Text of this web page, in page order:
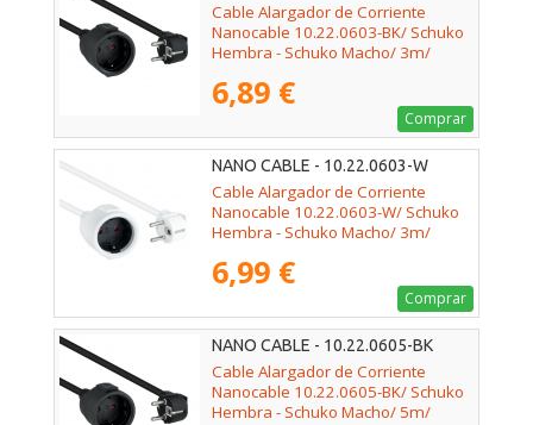
Cable Alargador de Corriente
Nanocable 10.22.0603-BK/ Schuko
Hembra - Schuko Macho/ 3m/
6,89 €
Comprar
NANO CABLE - 10.22.0603-W
Cable Alargador de Corriente
Nanocable 10.22.0603-W/ Schuko
Hembra - Schuko Macho/ 3m/
6,99 €
Comprar
NANO CABLE - 10.22.0605-BK
Cable Alargador de Corriente
Nanocable 10.22.0605-BK/ Schuko
Hembra - Schuko Macho/ 5m/